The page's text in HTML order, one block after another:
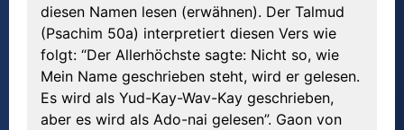
diesen Namen lesen (erwähnen). Der Talmud
(Psachim 50a) interpretiert diesen Vers wie
folgt: “Der Allerhöchste sagte: Nicht so, wie
Mein Name geschrieben steht, wird er gelesen.
Es wird als Yud-Kay-Wav-Kay geschrieben,
aber es wird als Ado-nai gelesen”. Gaon von